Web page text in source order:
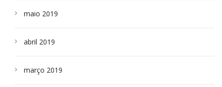
maio 2019
abril 2019
março 2019